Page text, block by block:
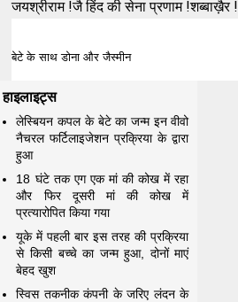
जयश्रीराम !जै हिंद की सेना प्रणाम !शब्बाख़ैर !
बेटे के साथ डोना और जैस्मीन
हाइलाइट्स
लेस्बियन कपल के बेटे का जन्म इन वीवो
नैचरल फर्टिलाइजेशन प्रक्रिया के द्वारा
हुआ
18 घंटे तक एग एक मां की कोख में रहा
और फिर दूसरी मां की कोख में
प्रत्यारोपित किया गया
यूके में पहली बार इस तरह की प्रक्रिया
से किसी बच्चे का जन्म हुआ, दोनों माएं
बेहद खुश
स्विस तकनीक कंपनी के जरिए लंदन के